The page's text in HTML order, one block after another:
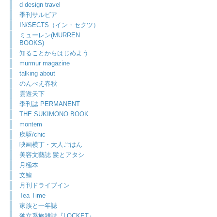
d design travel
季刊サルビア
IN/SECTS（イン・セクツ）
ミューレン(MURREN
BOOKS)
知ることからはじめよう
murmur magazine
talking about
のんべえ春秋
雲遊天下
季刊誌 PERMANENT
THE SUKIMONO BOOK
montem
疾駆/chic
映画横丁・大人ごはん
美容文藝誌 髪とアタシ
月極本
文鯨
月刊ドライブイン
Tea Time
家族と一年誌